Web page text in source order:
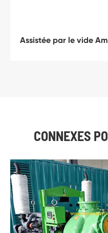
Assistée par le vide
CONNEXES